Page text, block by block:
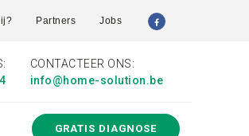
Partners Jobs
CONTACTEER ONS:
info@home-solution.be
GRATIS DIAGNOSE